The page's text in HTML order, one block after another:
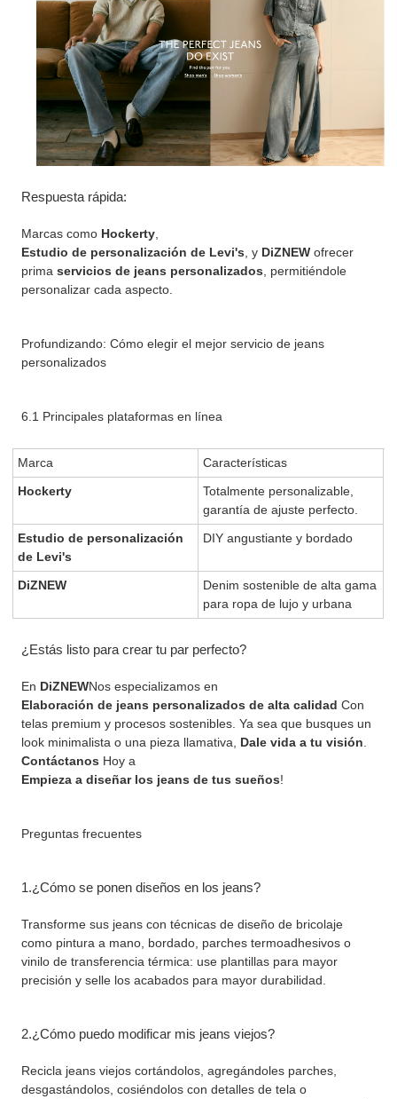
Respuesta rápida:
Marcas como Hockerty
Estudio de personalización de Levi's , y DiZNEW ofrecer
primaservicios de jeans personalizados , permitiéndole
personalizar cada aspecto.
Profundizando: Cómo elegir el mejor servicio de jeans
personalizados
6.1 Principales plataformas en línea
Marca
Características
Hockerty
Totalmente personalizable,
garantía de ajuste perfecto.
Estudio de personalización
de Levi's
DIY angustiante y bordado
DiZNEW
Denim sostenible de alta gama
para ropa de lujo y urbana
¿Estás listo para crear tu par perfecto?
En DiZNEWNos especializamos en
Elaboración de jeans personalizados de alta calidad Con
telas premium y procesos sostenibles. Ya sea que busques un
look minimalista o una pieza llamativa, Dale vida a tu visión
Contáctanos Hoy a
Empieza a diseñar los jeans de tus sueños!
Preguntas frecuentes
1.¿Cómo se ponen diseños en los jeans?
Transforme sus jeans con técnicas de diseño de bricolaje
como pintura a mano, bordado, parches termoadhesivos o
vinilo de transferencia térmica: use plantillas para mayor
precisión y selle los acabados para mayor durabilidad.
2.¿Cómo puedo modificar mis jeans viejos?
Recicla jeans viejos cortándolos, agregándoles parches,
desgastándolos, cosiéndolos con detalles de tela o